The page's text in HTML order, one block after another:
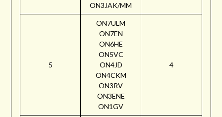
ON3JAK/MM
5
ON7ULM
ON7EN
ON6HE
ON5VC
ON4JD
ON4CKM
ON3RV
ON3ENE
ON1GV
4